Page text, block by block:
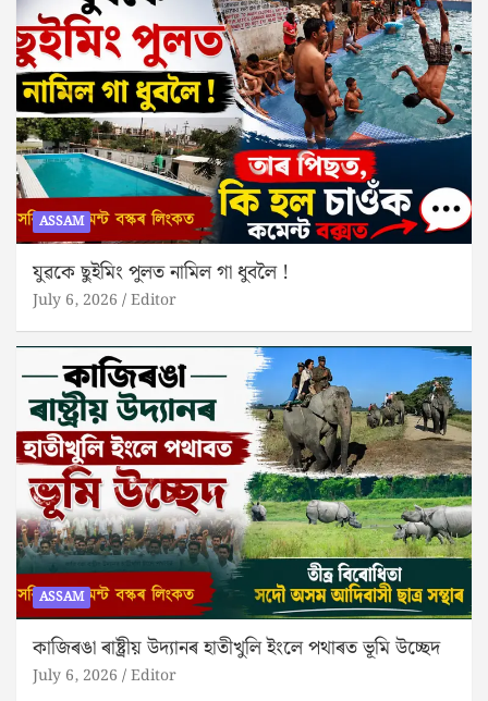
ASSAM
যুৱকে ছুইমিং পুলত নামিল গা ধুবলৈ !
July 6, 2026 Editor
ASSAM
কাজিৰঙা ৰাষ্ট্ৰীয় উদ্যানৰ হাতীখুলি ইংলে পথাৰত ভূমি উচ্ছেদ
July 6, 2026 Editor